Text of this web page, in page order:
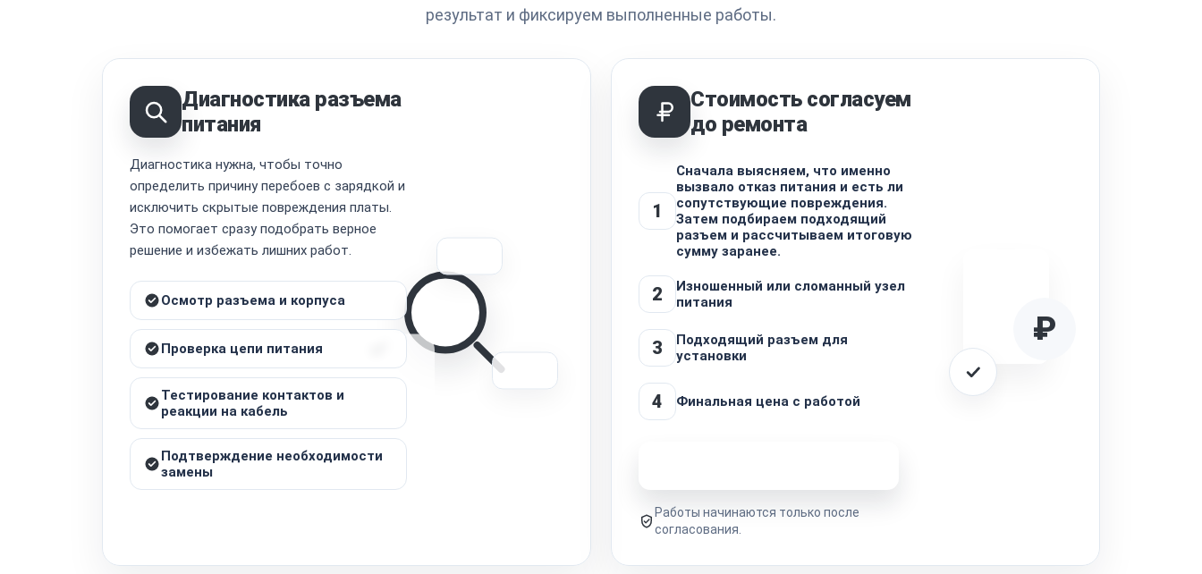
результат и фиксируем выполненные работы.
Диагностика разъема
питания
Диагностика нужна, чтобы точно
определить причину перебоев с зарядкой и
исключить скрытые повреждения платы.
Это помогает сразу подобрать верное
решение и избежать лишних работ.
Осмотр разъема и корпуса
Проверка цепи питания
Тестирование контактов и
реакции на кабель
Подтверждение необходимости
замены
Стоимость согласуем
до ремонта
1
Сначала выясняем, что именно
вызвало отказ питания и есть ли
сопутствующие повреждения.
Затем подбираем подходящий
разъем и рассчитываем итоговую
сумму заранее.
2
Изношенный или сломанный узел
питания
3
Подходящий разъем для
установки
4 Финальная цена с работой
Работы начинаются только после
согласования.
₽